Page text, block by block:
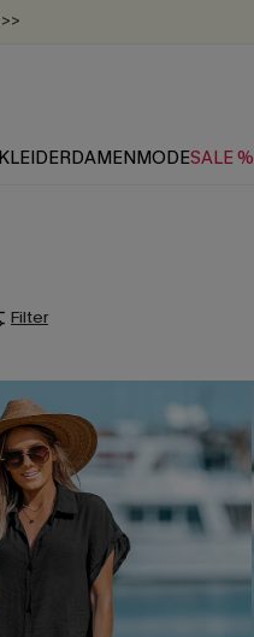
>>
KLEIDERDAMENMODESALE %
Filter